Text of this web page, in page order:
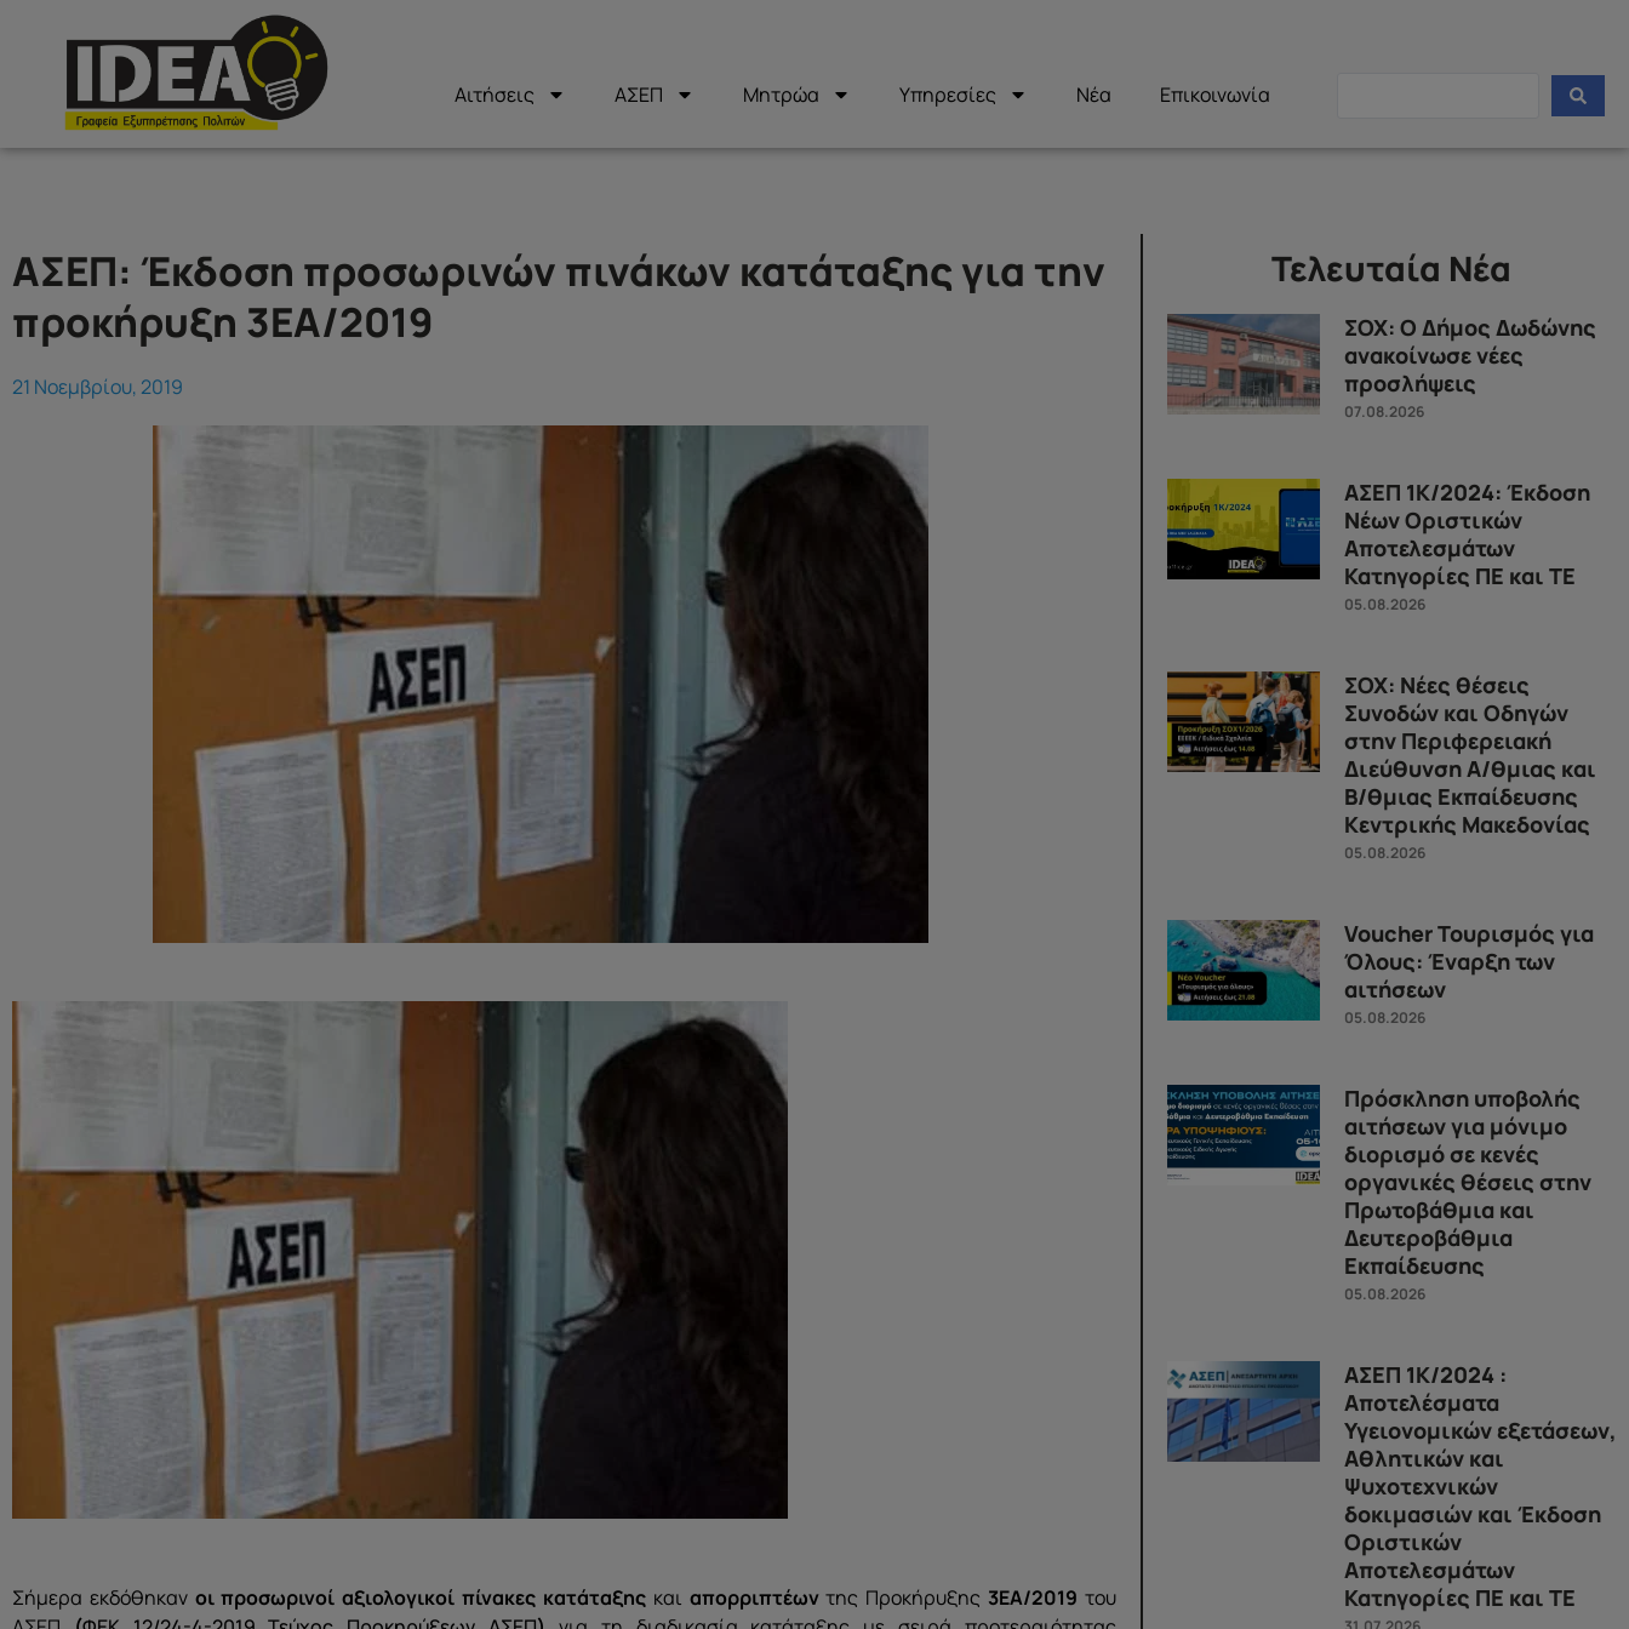
Αιτήσεις ΑΣΕΠ Μητρώα Υπηρεσίες Νέα Επικοινωνία
ΑΣΕΠ: Έκδοση προσωρινών πινάκων κατάταξης για την
προκήρυξη 3ΕΑ/2019
21 Νοεμβρίου, 2019
Σήμερα εκδόθηκαν οι προσωρινοί αξιολογικοί πίνακες κατάταξηςκαι απορριπτέωντης Προκήρυξης 3ΕΑ/2019 του
Τελευταία Νέα
ΣΟΧ: Ο Δήμος Δωδώνης
ανακοίνωσε νέες
προσλήψεις
07.08.2026
ΑΣΕΠ 1Κ/2024: Έκδοση
Νέων Οριστικών
Αποτελεσμάτων
Κατηγορίες ΠΕ και ΤΕ
05.08.2026
ΣΟΧ: Νέες θέσεις
Συνοδών και Οδηγών
στην Περιφερειακή
Διεύθυνση Α/θμιας και
Β/θμιας Εκπαίδευσης
Κεντρικής Μακεδονίας
05.08.2026
Voucher Τουρισμός για
Όλους: Έναρξη των
αιτήσεων
05.08.2026
Πρόσκληση υποβολής
αιτήσεων για μόνιμο
διορισμό σε κενές
οργανικές θέσεις στην
Πρωτοβάθμια και
Δευτεροβάθμια
Εκπαίδευσης
05.08.2026
ΑΣΕΠ 1Κ/2024 :
Αποτελέσματα
Υγειονομικών εξετάσεων,
Αθλητικών και
Ψυχοτεχνικών
δοκιμασιών και Έκδοση
Οριστικών
Αποτελεσμάτων
Κατηγορίες ΠΕ και ΤΕ